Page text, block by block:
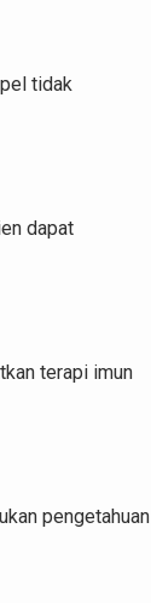
tidak
dapat
terapi imun
pengetahuan